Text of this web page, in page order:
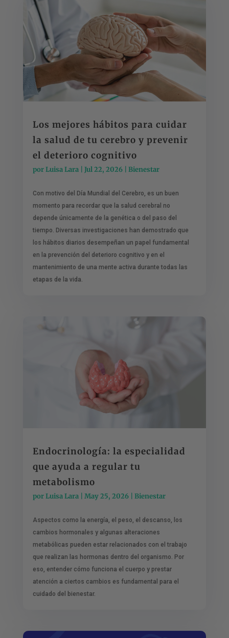
Los mejores hábitos para cuidar
la salud de tu cerebro y prevenir
el deterioro cognitivo
porLuisa Lara| Jul 22, 2026| Bienestar
Con motivo del Día Mundial del Cerebro, es un buen
momento para recordar que la salud cerebral no
depende únicamente de la genética o del paso del
tiempo. Diversas investigaciones han demostrado que
los hábitos diarios desempeñan un papel fundamental
en la prevención del deterioro cognitivo y en el
mantenimiento de una mente activa durante todas las
etapas de la vida.
Endocrinología: la especialidad
que ayuda a regular tu
metabolismo
porLuisa Lara| May 25, 2026| Bienestar
Aspectos como la energía, el peso, el descanso, los
cambios hormonales y algunas alteraciones
metabólicas pueden estar relacionados con el trabajo
que realizan las hormonas dentro del organismo. Por
eso, entender cómo funciona el cuerpo y prestar
atención a ciertos cambios es fundamental para el
cuidado del bienestar.